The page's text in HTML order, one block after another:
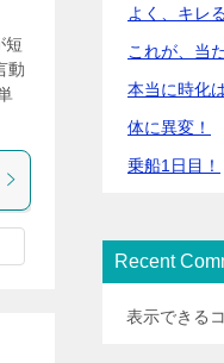
短
動
よく、キレ
これが、当
本当に時化
体に異変！
乗船1日目！
Recent
表示できる